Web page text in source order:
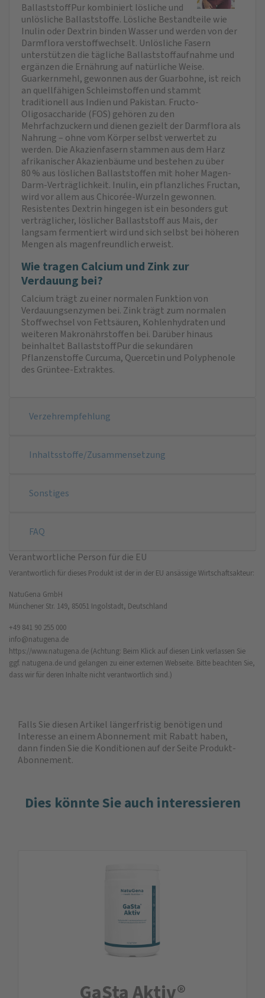
BallaststoffPur kombiniert lösliche und
unlösliche Ballaststoffe. Lösliche Bestandteile wie
Inulin oder Dextrin binden Wasser und werden von der
Darmflora verstoffwechselt. Unlösliche Fasern
unterstützen die tägliche Ballaststoffaufnahme und
ergänzen die Ernährung auf natürliche Weise.
Guarkernmehl, gewonnen aus der Guarbohne, ist reich
an quellfähigen Schleimstoffen und stammt
traditionell aus Indien und Pakistan. Fructo-
Oligosaccharide (FOS) gehören zu den
Mehrfachzuckern und dienen gezielt der Darmflora als
Nahrung – ohne vom Körper selbst verwertet zu
werden. Die Akazienfasern stammen aus dem Harz
afrikanischer Akazienbäume und bestehen zu über
80 % aus löslichen Ballaststoffen mit hoher Magen-
Darm-Verträglichkeit. Inulin, ein pflanzliches Fructan,
wird vor allem aus Chicorée-Wurzeln gewonnen.
Resistentes Dextrin hingegen ist ein besonders gut
verträglicher, löslicher Ballaststoff aus Mais, der
langsam fermentiert wird und sich selbst bei höheren
Mengen als magenfreundlich erweist.
Wie tragen Calcium und Zink zur
Verdauung bei?
Calcium trägt zu einer normalen Funktion von
Verdauungsenzymen bei. Zink trägt zum normalen
Stoffwechsel von Fettsäuren, Kohlenhydraten und
weiteren Makronährstoffen bei. Darüber hinaus
beinhaltet BallaststoffPur die sekundären
Pflanzenstoffe Curcuma, Quercetin und Polyphenole
des Grün­tee-Extraktes.
Verzehrempfehlung
Inhaltsstoffe/Zusammensetzung
Sonstiges
FAQ
Verantwortliche Person für die EU
Verantwortlich für dieses Produkt ist der in der EU ansässige Wirtschaftsakteur:
NatuGena GmbH
Münchener Str. 149, 85051 Ingolstadt, Deutschland
+49 841 90 255 000
info@natugena.de
https://www.natugena.de (Achtung: Beim Klick auf diesen Link verlassen Sie
ggf. natugena.de und gelangen zu einer externen Webseite. Bitte beachten Sie,
dass wir für deren Inhalte nicht verantwortlich sind.)
Falls Sie diesen Artikel längerfristig benötigen und
Interesse an einem Abonnement mit Rabatt haben,
dann finden Sie die Konditionen auf der Seite Produkt-
Abonnement.
Dies könnte Sie auch interessieren
GaSta Aktiv®